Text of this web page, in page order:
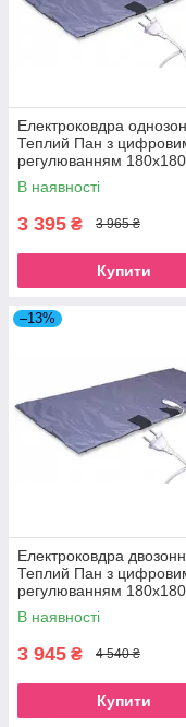
Електроковдра
Теплий Пан з
регулюванням 180x180
синє
В наявності
3 395 ₴ 3 965 ₴
Купити
–13%
Електроковдра
Теплий Пан з
регулюванням 180x180
синє
В наявності
3 945 ₴ 4 540 ₴
Купити